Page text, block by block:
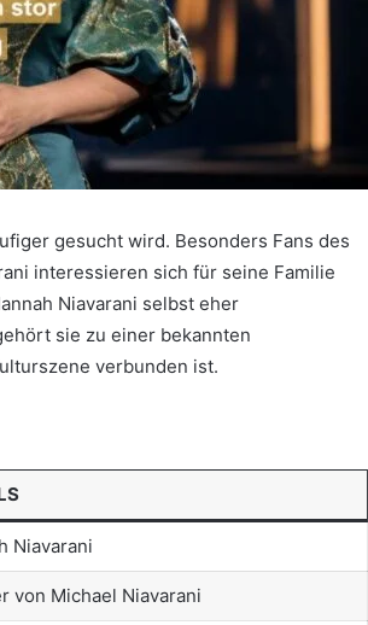
gesucht wird. Besonders Fans des
interessieren sich für seine Familie
Niavarani selbst eher
sie zu einer bekannten
verbunden ist.
Niavarani
von Michael Niavarani